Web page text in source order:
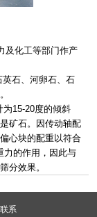
及化工等部门作产
英石、河卵石、石
15-20度的倾斜
矿石。因传动轴配
心块的配重以符合
力的作用，因此与
分效果。
系
联系我们